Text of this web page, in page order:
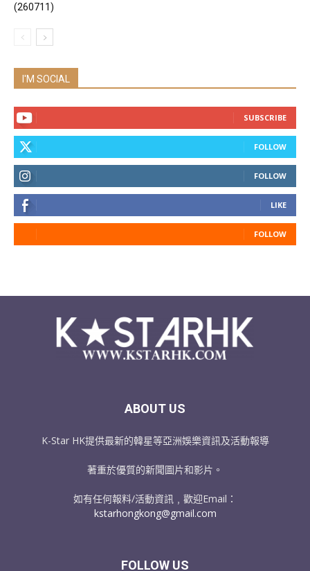
(260711)
I'M SOCIAL
SUBSCRIBE
FOLLOW
FOLLOW
LIKE
FOLLOW
ABOUT US
K-Star HK提供最新的韓星等亞洲娛樂資訊及活動報導
著重於優質的新聞圖片和影片。
如有任何報料/活動資訊﹐歡迎Email：
kstarhongkong@gmail.com
FOLLOW US